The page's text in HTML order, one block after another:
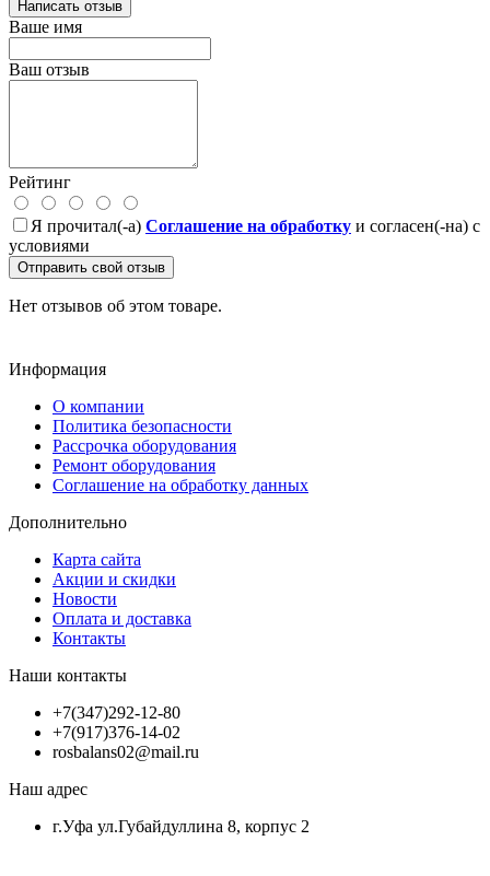
Написать отзыв
Ваше имя
Ваш отзыв
Рейтинг
Я прочитал(-а) Соглашение на обработку и согласен(-на) с
условиями
Отправить свой отзыв
Нет отзывов об этом товаре.
Информация
О компании
Политика безопасности
Рассрочка оборудования
Ремонт оборудования
Соглашение на обработку данных
Дополнительно
Карта сайта
Акции и скидки
Новости
Оплата и доставка
Контакты
Наши контакты
+7(347)292-12-80
+7(917)376-14-02
rosbalans02@mail.ru
Наш адрес
г.Уфа ул.Губайдуллина 8, корпус 2